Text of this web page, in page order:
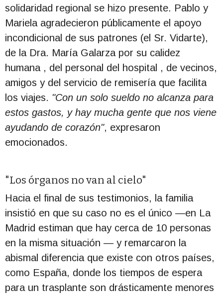
solidaridad regional se hizo presente. Pablo y
Mariela agradecieron públicamente el apoyo
incondicional de sus patrones (el Sr. Vidarte),
de la Dra. María Galarza por su calidez
humana , del personal del hospital , de vecinos,
amigos y del servicio de remisería que facilita
los viajes. "Con un solo sueldo no alcanza para
estos gastos, y hay mucha gente que nos viene
ayudando de corazón", expresaron
emocionados.
"Los órganos no van al cielo"
Hacia el final de sus testimonios, la familia
insistió en que su caso no es el único —en La
Madrid estiman que hay cerca de 10 personas
en la misma situación — y remarcaron la
abismal diferencia que existe con otros países,
como España, donde los tiempos de espera
para un trasplante son drásticamente menores